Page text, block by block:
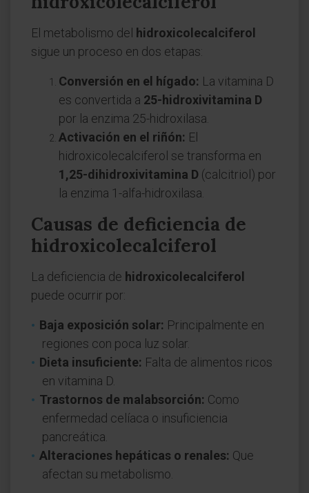
El metabolismo del
hidroxicolecalciferol
sigue un proceso en dos etapas:
Conversión en el hígado: La vitamina D
es convertida a 25-hidroxivitamina D
por la enzima 25-hidroxilasa.
Activación en el riñón: El
hidroxicolecalciferol se transforma en
1,25-dihidroxivitamina D (calcitriol) por
la enzima 1-alfa-hidroxilasa.
Causas de deficiencia de
hidroxicolecalciferol
La deficiencia de hidroxicolecalciferol
puede ocurrir por:
Baja exposición solar: Principalmente en
regiones con poca luz solar.
Dieta insuficiente: Falta de alimentos ricos
en vitamina D.
Trastornos de malabsorción: Como
enfermedad celíaca o insuficiencia
pancreática.
Alteraciones hepáticas o renales: Que
afectan su metabolismo.